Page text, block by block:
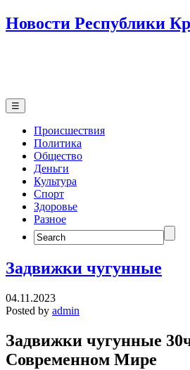
Новости Республики
☰
Происшествия
Политика
Общество
Деньги
Культура
Спорт
Здоровье
Разное
Search
for:
Задвижки чугунные
04.11.2023
Posted by admin
Задвижки чугунные
Современном Мире